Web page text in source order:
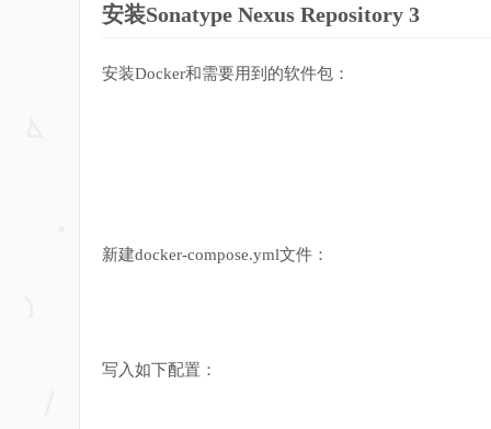
安装Sonatype Nexus Repository 3
安装Docker和需要用到的软件包：
新建docker-compose.yml文件：
写入如下配置：